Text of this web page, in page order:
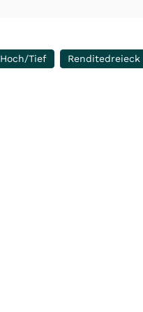
Hoch/Tief Renditedreieck